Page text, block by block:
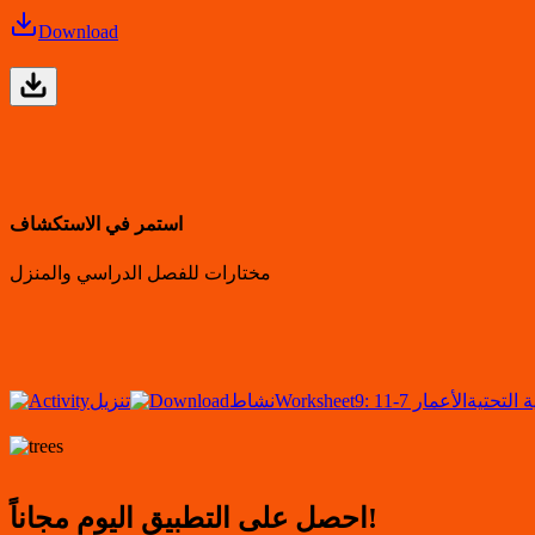
Download
استمر في الاستكشاف
مختارات للفصل الدراسي والمنزل
نشاط تنزيل Worksheet التحتية الأعمار 7-11
احصل على التطبيق اليوم مجاناً!